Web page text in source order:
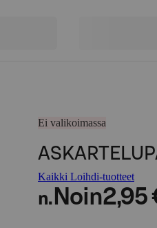
Ei valikoimassa
Kaikki Loihdi-tuotteet
n. Noin2,95